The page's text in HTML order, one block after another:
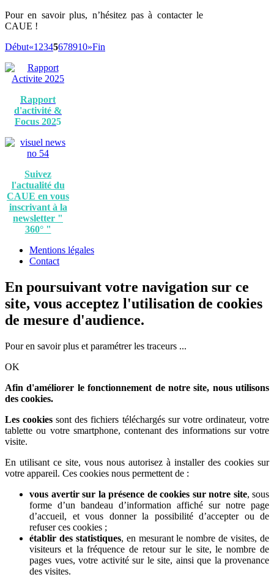
Pour en savoir plus, n’hésitez pas à contacter le
CAUE !
Début«1 2345678910»Fin
Rapport
d'activité &
Focus 2025
Suivez
l'actualité du
CAUE en vous
inscrivant à la
newsletter "
360° "
Mentions légales
Contact
En poursuivant votre navigation sur ce
site, vous acceptez l'utilisation de cookies
de mesure d'audience.
Pour en savoir plus et paramétrer les traceurs ...
OK
Afin d'améliorer le fonctionnement de notre site, nous utilisons
des cookies.
Les cookies sont des fichiers téléchargés sur votre ordinateur, votre
tablette ou votre smartphone, contenant des informations sur votre
visite.
En utilisant ce site, vous nous autorisez à installer des cookies sur
votre appareil. Ces cookies nous permettent de :
vous avertir sur la présence de cookies sur notre site, sous
forme d’un bandeau d’information affiché sur notre page
d’accueil, et vous donner la possibilité d’accepter ou de
refuser ces cookies ;
établir des statistiques, en mesurant le nombre de visites, de
visiteurs et la fréquence de retour sur le site, le nombre de
pages vues, votre activité sur le site, ainsi que la provenance
des visites.